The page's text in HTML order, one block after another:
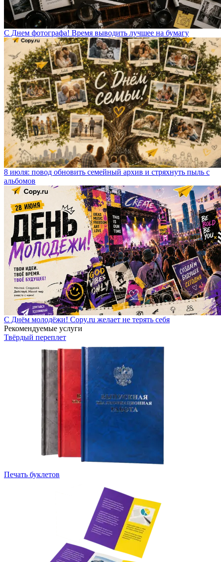
С Днем фотографа! Время выводить лучшее на бумагу
8 июля: повод обновить семейный архив и стряхнуть пыль с
альбомов
С Днём молодёжи! Copy.ru желает не терять себя
Рекомендуемые услуги
Твёрдый переплет
Печать буклетов